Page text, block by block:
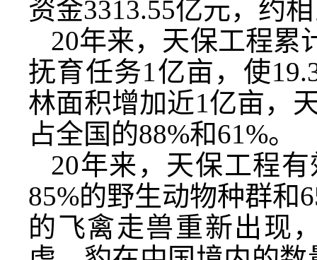
资金3313.55亿元，约
20年来，天保工程累
抚育任务1亿亩，使
林面积增加近1亿亩，
占全国的88%和61%。
20年来，天保工程
85%的野生动物种群和
的飞禽走兽重新出现